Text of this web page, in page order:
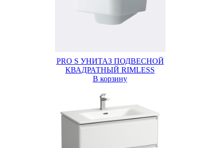
PRO S УНИТАЗ ПОДВЕСНОЙ
КВАДРАТНЫЙ RIMLESS
В корзину